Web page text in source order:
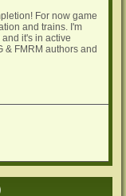
For now game
and trains. I'm
it's in active
& FMRM authors and